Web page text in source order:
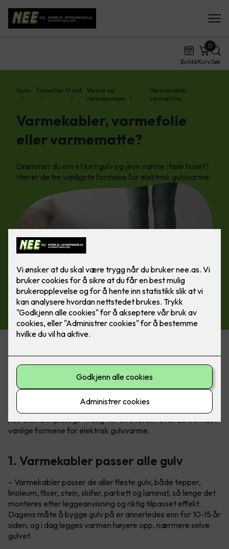
ButikkKurv
0
Søk
Hjem Tjenester Privat
Varme og
varmepumpe
Varmekabler,
varmefolie…
Varmekabler, varmefolie
eller varmematte?
Drømmer du om et lunt gulv og jevn varme i hele huset?
Her er de tre vanligste formene for elektrisk gulvvarme.
gulvvarme, men spesielt varmefolie blir stadig mer populært.
Om du skal velge det ene eller det andre avhenger av
underlag, hvilket gulv du skal legge over, plassering og
størrelse på rommet.
Sammen med Kim Due-Sørensen, produktsjef for gulvvarme
hos Glen Dimplex, gir vi deg her en oversikt over de tre mest
vanlige formene for elektrisk gulvvarme.
1. Varmekabler passer alle gulv
– Varmekabler passer de aller fleste gulv, både tepper,
linoleum, fliser, stein, skifer, parkett og laminat, så lenge det
monteres etter leggeanvisning og riktig tilpasset effekt.
Dagens måte å bygge gulv på er annerledes enn for 10-15 år
siden, og i dag legges varmen høyere opp, nærmere selve
gulvet.